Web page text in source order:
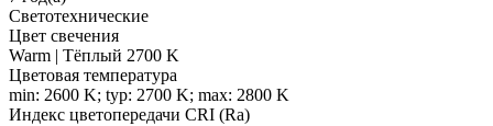
Светотехнические
Цвет свечения
Warm | Тёплый 2700 K
Цветовая температура
min: 2600 K; typ: 2700 K; max: 2800 K
Индекс цветопередачи CRI (Ra)